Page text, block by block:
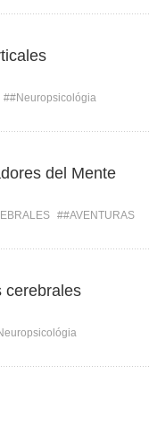
##Neuropsicológia
del Mente
##AVENTURAS
cerebrales